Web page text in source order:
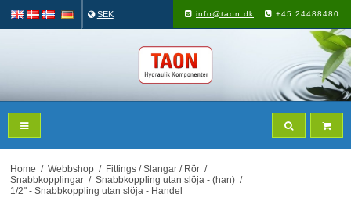
SEK info@taon.dk +45 24488480
Home / Webbshop / Fittings / Slangar / Rör /
Snabbkopplingar / Snabbkoppling utan slöja - (han) /
1/2" - Snabbkoppling utan slöja - Handel